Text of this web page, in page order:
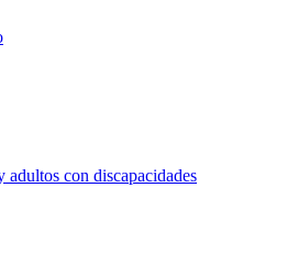
adultos con discapacidades